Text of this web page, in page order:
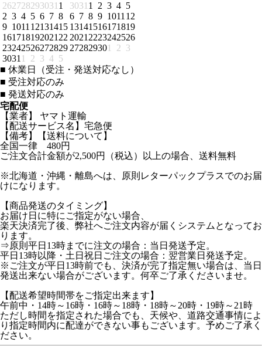
262728293031 1
2 3 4 5 6 7 8
9 1011 12131415
161718192021 22
23242526272829
3031 1 2 3 4 5
3031 1 2 3 4 5
6 7 8 9 1011 12
13141516171819
2021 2223242526
272829301 2 3
■ 休業日（受注・発送対応なし）
■ 受注対応のみ
■ 発送対応のみ
宅配便
【業者】 ヤマト運輸
【配送サービス名】宅急便
【備考】【送料について】
全国一律 480円
ご注文合計金額が2,500円（税込）以上の場合、送料無料
※北海道・沖縄・離島へは、原則レターパックプラスでのお届
けになります。
【商品発送のタイミング】
お届け日に特にご指定がない場合、
楽天決済完了後、弊社へご注文内容が届くシステムとなってお
ります。
⇒原則平日13時までに注文の場合：当日発送予定。
平日13時以降・土日祝日ご注文の場合：翌営業日発送予定。
※ご注文が平日13時前でも、決済が完了指定無い場合は、当日
発送出来ない場合がございます。何卒ご了承くださいませ。
【配送希望時間帯をご指定出来ます】
午前中・14時～16時・16時～18時・18時～20時・19時～21時
ただし時間を指定された場合でも、天候や、道路交通事情によ
り指定時間内に配達ができない事もございます。予めご了承く
ださい。